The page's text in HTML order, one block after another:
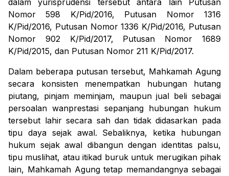
dalam yurisprudensi tersebut antara lain Putusan
Nomor 598 K/Pid/2016, Putusan Nomor 1316
K/Pid/2016, Putusan Nomor 1336 K/Pid/2016, Putusan
Nomor 902 K/Pid/2017, Putusan Nomor 1689
K/Pid/2015, dan Putusan Nomor 211 K/Pid/2017.
Dalam beberapa putusan tersebut, Mahkamah Agung
secara konsisten menempatkan hubungan hutang
piutang, pinjam meminjam, maupun jual beli sebagai
persoalan wanprestasi sepanjang hubungan hukum
tersebut lahir secara sah dan tidak didasarkan pada
tipu daya sejak awal. Sebaliknya, ketika hubungan
hukum sejak awal dibangun dengan identitas palsu,
tipu muslihat, atau itikad buruk untuk merugikan pihak
lain, Mahkamah Agung tetap memandangnya sebagai